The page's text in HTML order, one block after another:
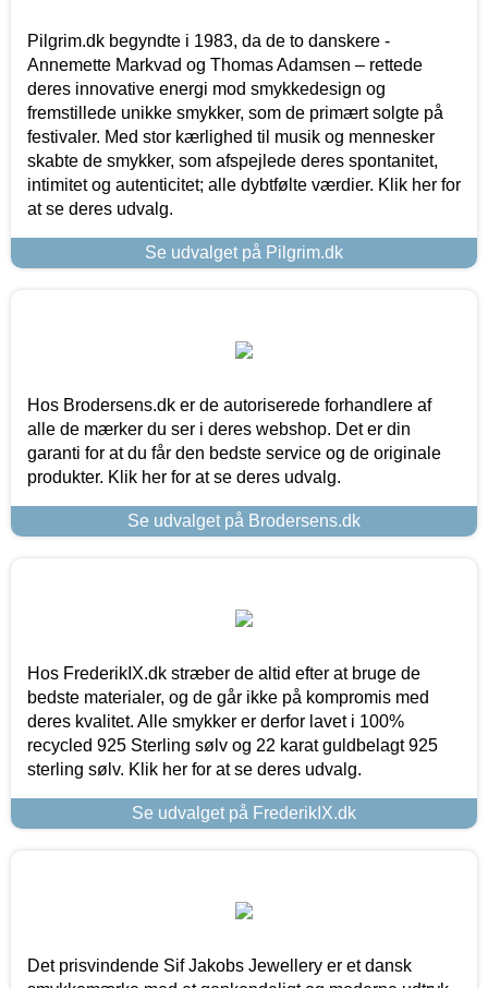
Pilgrim.dk begyndte i 1983, da de to danskere -
Annemette Markvad og Thomas Adamsen – rettede
deres innovative energi mod smykkedesign og
fremstillede unikke smykker, som de primært solgte på
festivaler. Med stor kærlighed til musik og mennesker
skabte de smykker, som afspejlede deres spontanitet,
intimitet og autenticitet; alle dybtfølte værdier. Klik her for
at se deres udvalg.
Se udvalget på Pilgrim.dk
Hos Brodersens.dk er de autoriserede forhandlere af
alle de mærker du ser i deres webshop. Det er din
garanti for at du får den bedste service og de originale
produkter. Klik her for at se deres udvalg.
Se udvalget på Brodersens.dk
Hos FrederikIX.dk stræber de altid efter at bruge de
bedste materialer, og de går ikke på kompromis med
deres kvalitet. Alle smykker er derfor lavet i 100%
recycled 925 Sterling sølv og 22 karat guldbelagt 925
sterling sølv. Klik her for at se deres udvalg.
Se udvalget på FrederikIX.dk
Det prisvindende Sif Jakobs Jewellery er et dansk